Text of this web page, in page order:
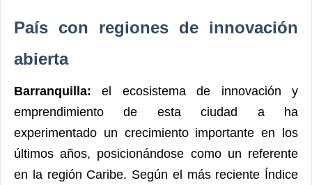
País con regiones de innovación
abierta
Barranquilla:el ecosistema de innovación y
emprendimiento de esta ciudad a ha
experimentado un crecimiento importante en los
últimos años, posicionándose como un referente
en la región Caribe. Según el más reciente Índice